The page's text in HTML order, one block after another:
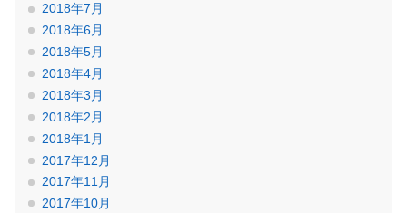
2018年7月
2018年6月
2018年5月
2018年4月
2018年3月
2018年2月
2018年1月
2017年12月
2017年11月
2017年10月